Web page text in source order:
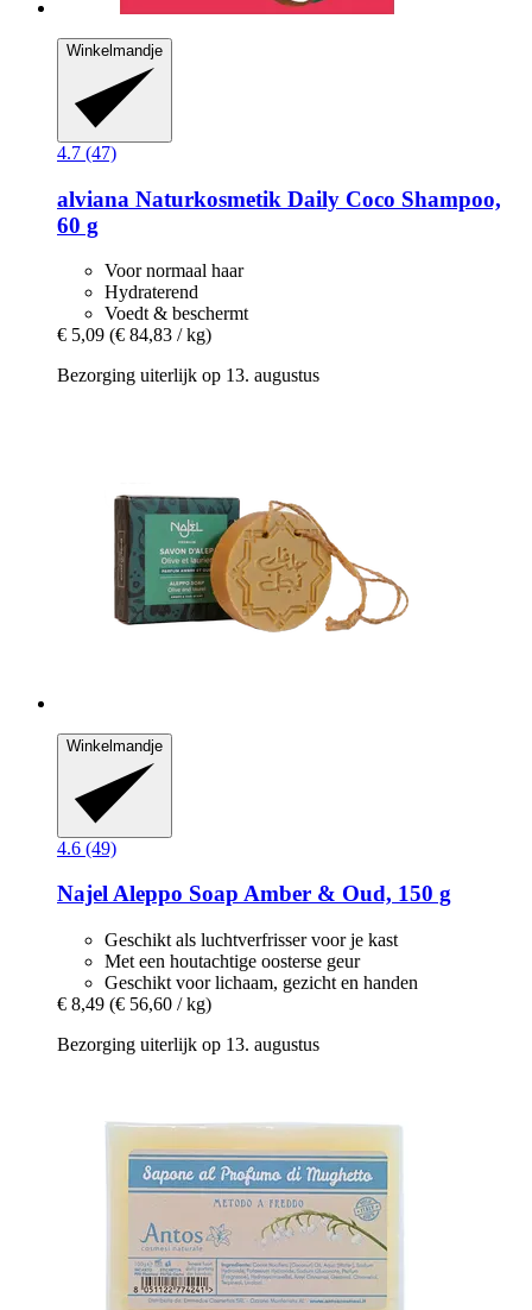
Winkelmandje
4.7 (47)
alviana Naturkosmetik Daily Coco Shampoo,
60 g
Voor normaal haar
Hydraterend
Voedt & beschermt
€ 5,09 (€ 84,83 / kg)
Bezorging uiterlijk op 13. augustus
Winkelmandje
4.6 (49)
NajelAleppo Soap Amber & Oud, 150 g
Geschikt als luchtverfrisser voor je kast
Met een houtachtige oosterse geur
Geschikt voor lichaam, gezicht en handen
€ 8,49 (€ 56,60 / kg)
Bezorging uiterlijk op 13. augustus